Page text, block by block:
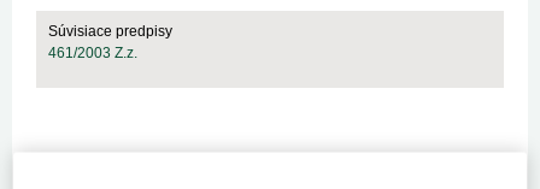
Súvisiace predpisy
461/2003 Z.z.